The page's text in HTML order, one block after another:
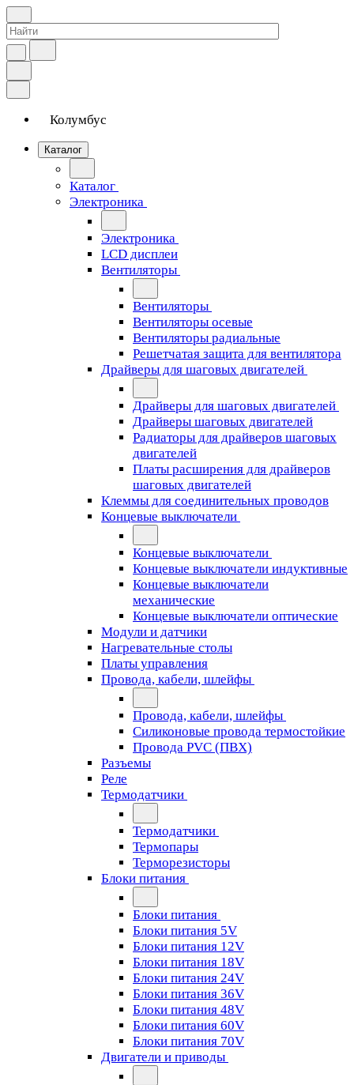
Колумбус
Каталог
Каталог
Электроника
Электроника
LCD дисплеи
Вентиляторы
Вентиляторы
Вентиляторы осевые
Вентиляторы радиальные
Решетчатая защита для вентилятора
Драйверы для шаговых двигателей
Драйверы для шаговых двигателей
Драйверы шаговых двигателей
Радиаторы для драйверов шаговых
двигателей
Платы расширения для драйверов
шаговых двигателей
Клеммы для соединительных проводов
Концевые выключатели
Концевые выключатели
Концевые выключатели индуктивные
Концевые выключатели
механические
Концевые выключатели оптические
Модули и датчики
Нагревательные столы
Платы управления
Провода, кабели, шлейфы
Провода, кабели, шлейфы
Силиконовые провода термостойкие
Провода PVC (ПВХ)
Разъемы
Реле
Термодатчики
Термодатчики
Термопары
Терморезисторы
Блоки питания
Блоки питания
Блоки питания 5V
Блоки питания 12V
Блоки питания 18V
Блоки питания 24V
Блоки питания 36V
Блоки питания 48V
Блоки питания 60V
Блоки питания 70V
Двигатели и приводы